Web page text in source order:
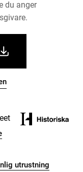
utrustning
du anger